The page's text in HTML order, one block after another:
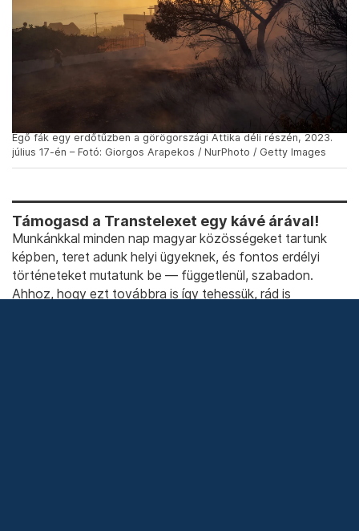
arra figyelmeztetnek, hogy a következő hőhullám –
amelyet a görög mitológiában a lelkeket az alvilágba
szállító kompos után Kharónnak neveztek el – a
hőmérsékletet Rómában 43 Celsius-fokra, Szardínia
szigetén pedig 47 Celsius-fokra fogja emelni.